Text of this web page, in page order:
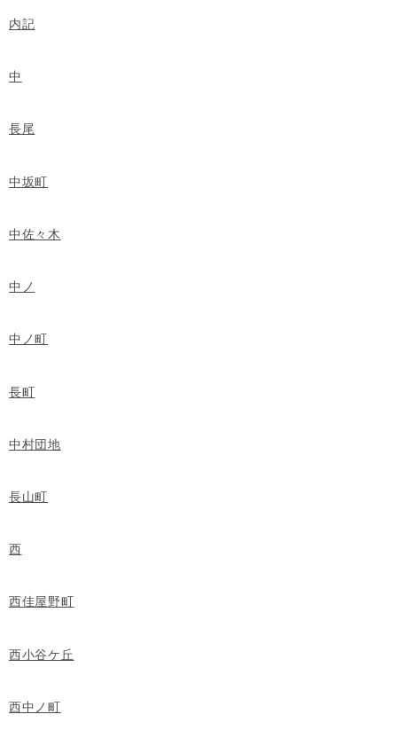
内記
中
長尾
中坂町
中佐々木
中ノ
中ノ町
長町
中村団地
長山町
西
西佳屋野町
西小谷ケ丘
西中ノ町